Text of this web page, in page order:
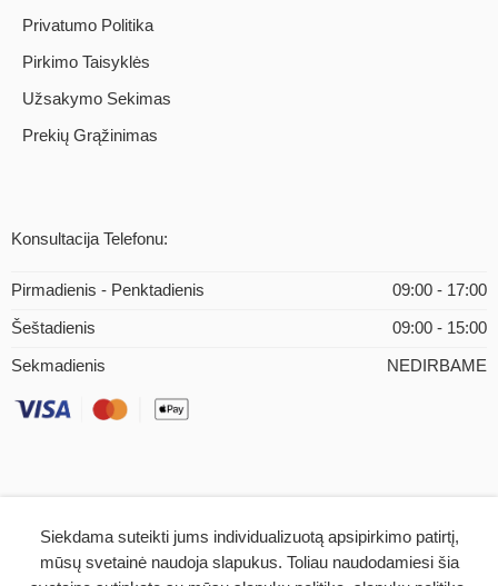
Privatumo Politika
Pirkimo Taisyklės
Užsakymo Sekimas
Prekių Grąžinimas
Konsultacija Telefonu:
Pirmadienis - Penktadienis 09:00 - 17:00
Šeštadienis 09:00 - 15:00
Sekmadienis NEDIRBAME
© 2026 – iMEDICAL.LT | Visos teisės saugomos
Siekdama suteikti jums individualizuotą apsipirkimo patirtį,
mūsų svetainė naudoja slapukus. Toliau naudodamiesi šia